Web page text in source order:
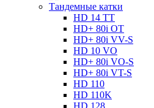
Тандемные катки
HD 14 TT
HD+ 80i OT
HD+ 80i VV-S
HD 10 VO
HD+ 80i VO-S
HD+ 80i VT-S
HD 110
HD 110K
HD 128